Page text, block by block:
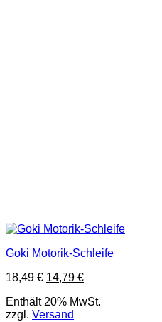
Goki Motorik-Schleife
18,49€ 14,79 €
Enthält 20% MwSt.
zzgl. Versand